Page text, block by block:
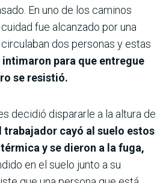
En uno de los caminos
fue alcanzado por una
dos personas y estas
intimaron para que entregue
se resistió.
decidió dispararle a la altura de
trabajador cayó al suelo estos
y se dieron a la fuga,
en el suelo junto a su